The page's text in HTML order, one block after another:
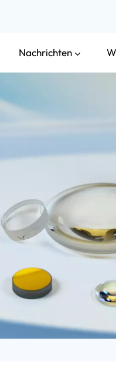
Nachrichten